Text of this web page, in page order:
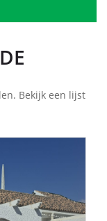
Bekijk een lijst